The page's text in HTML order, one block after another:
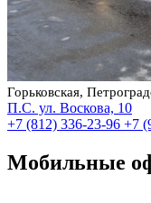
Горьковская,
П.С. ул. Воскова, 10
+7 (812) 336-23-96 +7
Мобильные